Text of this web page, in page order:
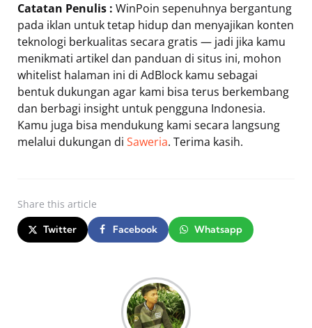
Catatan Penulis : WinPoin sepenuhnya bergantung
pada iklan untuk tetap hidup dan menyajikan konten
teknologi berkualitas secara gratis — jadi jika kamu
menikmati artikel dan panduan di situs ini, mohon
whitelist halaman ini di AdBlock kamu sebagai
bentuk dukungan agar kami bisa terus berkembang
dan berbagi insight untuk pengguna Indonesia.
Kamu juga bisa mendukung kami secara langsung
melalui dukungan di Saweria. Terima kasih.
Share this article
Twitter Facebook Whatsapp